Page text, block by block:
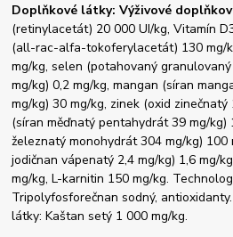
Doplňkové látky: Výživové
(retinylacetát) 20 000 UI/kg, Vitamín
(all-rac-alfa-tokoferylacetát) 130 mg/
mg/kg, selen (potahovaný
mg/kg) 0,2 mg/kg, mangan (síran
mg/kg) 30 mg/kg, zinek (oxid
(síran měďnatý pentahydrát 39 mg/kg)
železnatý monohydrát 304 mg/kg) 100
jodičnan vápenatý 2,4 mg/kg) 1,6 mg/
mg/kg, L-karnitin 150 mg/kg.
Tripolyfosforečnan sodný,
látky: Kaštan setý 1 000 mg/kg.